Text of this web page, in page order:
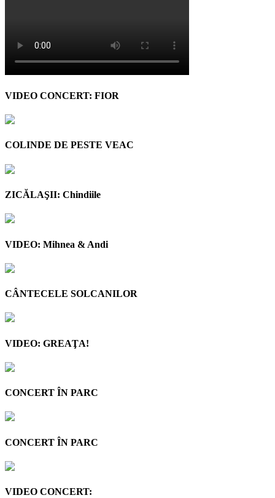
VIDEO CONCERT: FIOR
COLINDE DE PESTE VEAC
ZICĂLAŞII: Chindiile
VIDEO: Mihnea & Andi
CÂNTECELE SOLCANILOR
VIDEO: GREAŢA!
CONCERT ÎN PARC
CONCERT ÎN PARC
VIDEO CONCERT: